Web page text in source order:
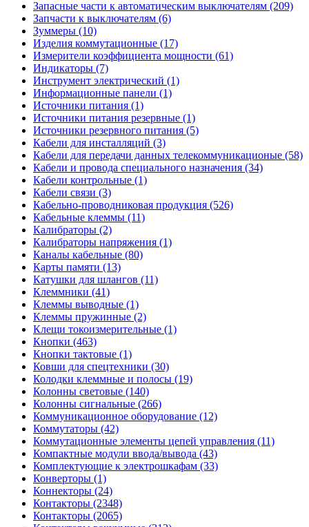
Запасные части к автоматическим выключателям (209)
Запчасти к выключателям (6)
Зуммеры (10)
Изделия коммутационные (17)
Измерители коэффициента мощности (61)
Индикаторы (7)
Инструмент электрический (1)
Информационные панели (1)
Источники питания (1)
Источники питания резервные (1)
Источники резервного питания (5)
Кабели для инсталляций (3)
Кабели для передачи данных телекоммуникационые (58)
Кабели и провода специального назначения (34)
Кабели контрольные (1)
Кабели связи (3)
Кабельно-проводниковая продукция (526)
Кабельные клеммы (11)
Калибраторы (2)
Калибраторы напряжения (1)
Каналы кабельные (80)
Карты памяти (13)
Катушки для шлангов (11)
Клеммники (41)
Клеммы выводные (1)
Клеммы пружинные (2)
Клещи токоизмерительные (1)
Кнопки (463)
Кнопки тактовые (1)
Ковши для спецтехники (30)
Колодки клеммные и полосы (19)
Колонны световые (140)
Колонны сигнальные (266)
Коммуникационное оборудование (12)
Коммутаторы (42)
Коммутационные элементы цепей управления (11)
Компактные модули ввода/вывода (43)
Комплектующие к электрошкафам (33)
Конверторы (1)
Коннекторы (24)
Контакторы (2348)
Контакторы (2065)